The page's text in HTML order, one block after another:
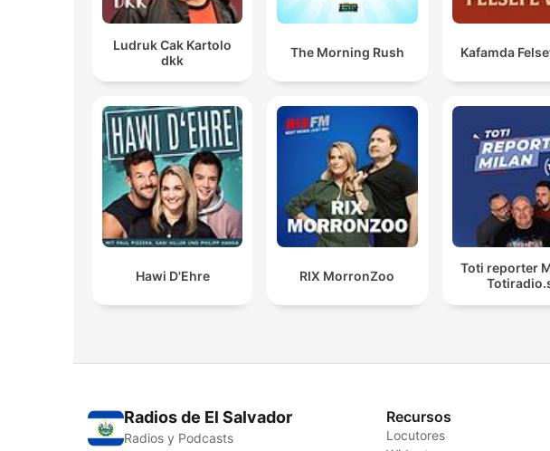
Ludruk Cak Kartolo
dkk
The Morning Rush Kafamda
Hawi D'Ehre RIX MorronZoo
Toti reporter
Radios de El Salvador
Radios y Podcasts
Recursos
Locutores